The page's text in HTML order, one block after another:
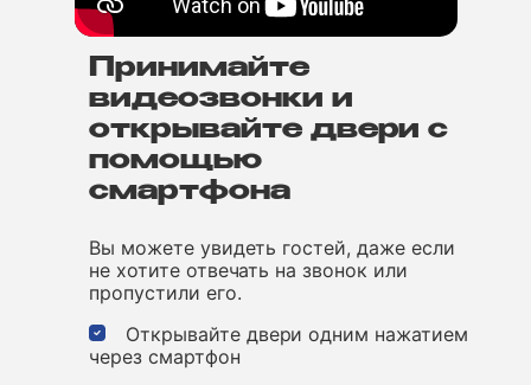
Принимайте
видеозвонки и
открывайте двери с
помощью
смартфона
Вы можете увидеть гостей, даже если
не хотите отвечать на звонок или
пропустили его.
Открывайте двери одним нажатием
через смартфон